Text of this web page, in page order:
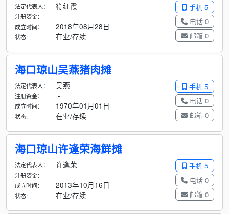
手机 5
电话 0
邮箱 0
法定代表人： 符红霞
注册资金： -
成立时间： 2018年08月28日
状态: 在业/存续
海口琼山吴燕猪肉摊
手机 5
电话 0
邮箱 0
法定代表人： 吴燕
注册资金： -
成立时间： 1970年01月01日
状态: 在业/存续
海口琼山许逢荣海鲜摊
手机 5
电话 0
邮箱 0
法定代表人： 许逢荣
注册资金： -
成立时间： 2013年10月16日
状态: 在业/存续